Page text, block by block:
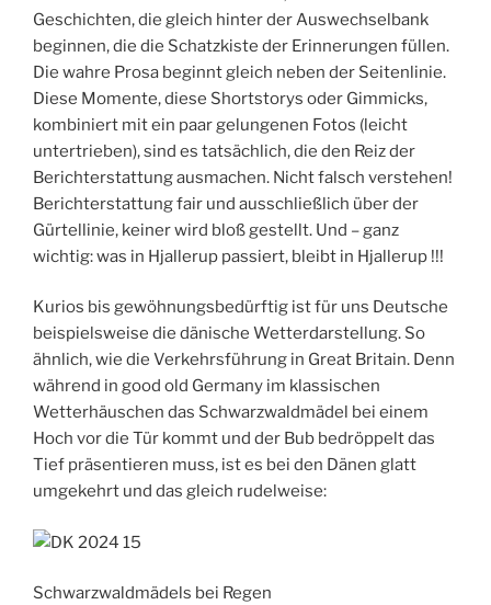
Geschichten, die gleich hinter der Auswechselbank
beginnen, die die Schatzkiste der Erinnerungen füllen.
Die wahre Prosa beginnt gleich neben der Seitenlinie.
Diese Momente, diese Shortstorys oder Gimmicks,
kombiniert mit ein paar gelungenen Fotos (leicht
untertrieben), sind es tatsächlich, die den Reiz der
Berichterstattung ausmachen. Nicht falsch verstehen!
Berichterstattung fair und ausschließlich über der
Gürtellinie, keiner wird bloß gestellt. Und – ganz
wichtig: was in Hjallerup passiert, bleibt in Hjallerup !!!
Kurios bis gewöhnungsbedürftig ist für uns Deutsche
beispielsweise die dänische Wetterdarstellung. So
ähnlich, wie die Verkehrsführung in Great Britain. Denn
während in good old Germany im klassischen
Wetterhäuschen das Schwarzwaldmädel bei einem
Hoch vor die Tür kommt und der Bub bedröppelt das
Tief präsentieren muss, ist es bei den Dänen glatt
umgekehrt und das gleich rudelweise:
Schwarzwaldmädels bei Regen